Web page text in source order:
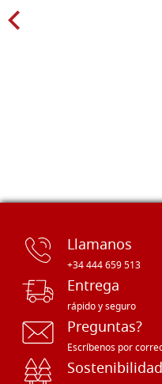
Llamanos
+34 444 659 513
Entrega
rápido y seguro
Preguntas?
Escríbenos por
Sostenibilidad